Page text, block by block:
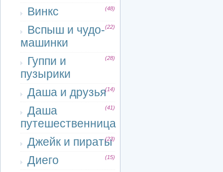
Винкс (48)
Вспыш и чудо-
машинки
(22)
Гуппи и
пузырики
(28)
Даша и друзья(14)
Даша
путешественница
(41)
Джейк и пираты
(23)
Диего (15)